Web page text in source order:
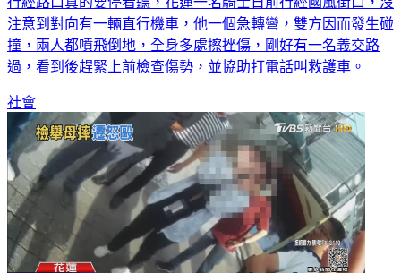
注意到對向有一輛直行機車，他一個急轉彎，雙方因而發生碰
撞，兩人都噴飛倒地，全身多處擦挫傷，剛好有一名義交路
過，看到後趕緊上前檢查傷勢，並協助打電話叫救護車。
社會